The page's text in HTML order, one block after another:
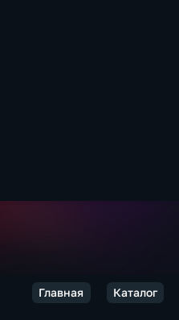
Главная Каталог